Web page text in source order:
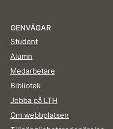
GENVÄGAR
Student
Alumn
Medarbetare
Bibliotek
Jobba på LTH
Om webbplatsen